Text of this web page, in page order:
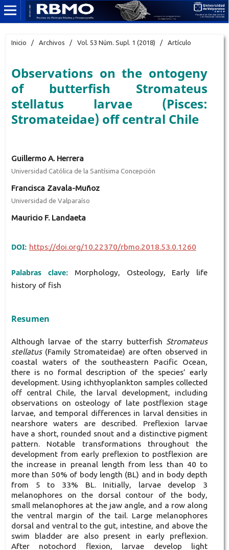
Inicio / Archivos / Vol. 53 Núm. Supl. 1 (2018) / Artículo
Observations on the ontogeny
of butterfish Stromateus
stellatus larvae (Pisces:
Stromateidae) off central Chile
Guillermo A. Herrera
Universidad Católica de la Santísima Concepción
Francisca Zavala-Muñoz
Universidad de Valparaíso
Mauricio F. Landaeta
DOI: https://doi.org/10.22370/rbmo.2018.53.0.1260
Palabras clave:
Morphology, Osteology, Early life
history of fish
Resumen
Although larvae of the starry butterfish Stromateus
stellatus(Family Stromateidae) are often observed in
coastal waters of the southeastern Pacific Ocean,
there is no formal description of the species’ early
development. Using ichthyoplankton samples collected
off central Chile, the larval development, including
observations on osteology of late postflexion stage
larvae, and temporal differences in larval densities in
nearshore waters are described. Preflexion larvae
have a short, rounded snout and a distinctive pigment
pattern. Notable transformations throughout the
development from early preflexion to postflexion are
the increase in preanal length from less than 40 to
more than 50% of body length (BL) and in body depth
from 5 to 33% BL. Initially, larvae develop 3
melanophores on the dorsal contour of the body,
small melanophores at the jaw angle, and a row along
the ventral margin of the tail. Large melanophores
dorsal and ventral to the gut, intestine, and above the
swim bladder are also present in early preflexion.
After notochord flexion, larvae develop light